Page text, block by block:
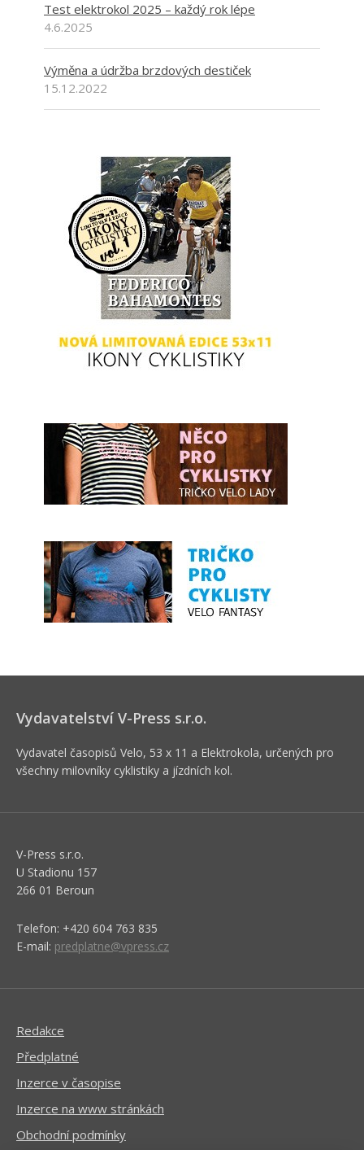
Test elektrokol 2025 – každý rok lépe
4.6.2025
Výměna a údržba brzdových destiček
15.12.2022
Vydavatelství V-Press s.r.o.
Vydavatel časopisů Velo, 53 x 11 a Elektrokola, určených pro
všechny milovníky cyklistiky a jízdních kol.
V-Press s.r.o.
U Stadionu 157
266 01 Beroun
Telefon: +420 604 763 835
E-mail: predplatne@vpress.cz
Redakce
Předplatné
Inzerce v časopise
Inzerce na www stránkách
Obchodní podmínky